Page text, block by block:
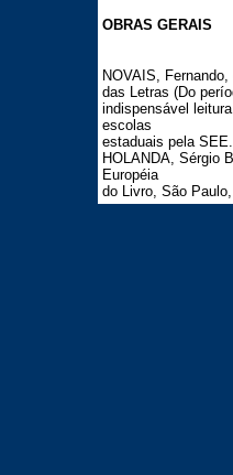
OBRAS GERAIS
NOVAIS,
das Letras (Do
indispensável
escolas
estaduais pela
HOLANDA, Sérgio
Européia
do Livro, São